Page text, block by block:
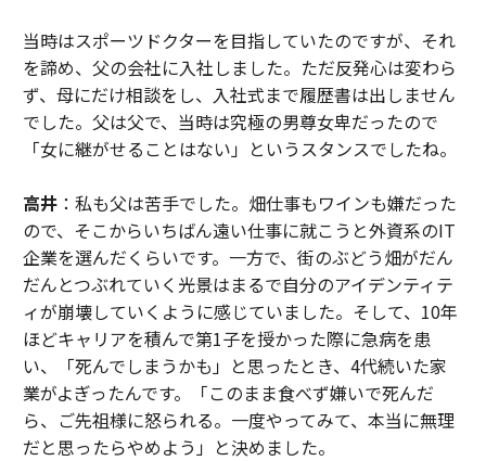
当時はスポーツドクターを目指していたのですが、それ
を諦め、父の会社に入社しました。ただ反発心は変わら
ず、母にだけ相談をし、入社式まで履歴書は出しません
でした。父は父で、当時は究極の男尊女卑だったので
「女に継がせることはない」というスタンスでしたね。
高井：私も父は苦手でした。畑仕事もワインも嫌だった
ので、そこからいちばん遠い仕事に就こうと外資系のIT
企業を選んだくらいです。一方で、街のぶどう畑がだん
だんとつぶれていく光景はまるで自分のアイデンティテ
ィが崩壊していくように感じていました。そして、10年
ほどキャリアを積んで第1子を授かった際に急病を患
い、「死んでしまうかも」と思ったとき、4代続いた家
業がよぎったんです。「このまま食べず嫌いで死んだ
ら、ご先祖様に怒られる。一度やってみて、本当に無理
だと思ったらやめよう」と決めました。